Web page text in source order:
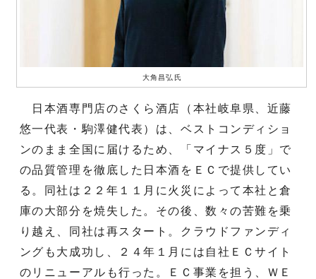
大角昌弘氏
日本酒専門店のさくら酒店（本社岐阜県、近藤
悠一代表・駒澤健代表）は、ベストコンディショ
ンのまま全国に届けるため、「マイナス５度」で
の品質管理を徹底した日本酒をＥＣで提供してい
る。同社は２２年１１月に火災によって本社と倉
庫の大部分を焼失した。その後、数々の苦難を乗
り越え、同社は再スタート。クラウドファンディ
ングも大成功し、２４年１月には自社ＥＣサイト
のリニューアルも行った。ＥＣ事業を担う、ＷＥ